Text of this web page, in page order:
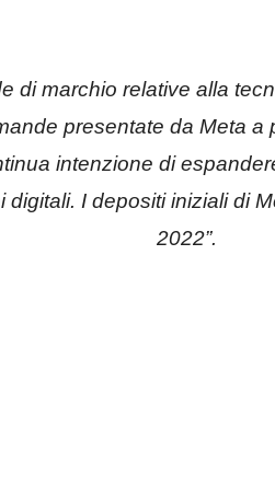
di marchio relative alla
presentate da Meta
intenzione di
digitali. I depositi iniziali di
2022”.